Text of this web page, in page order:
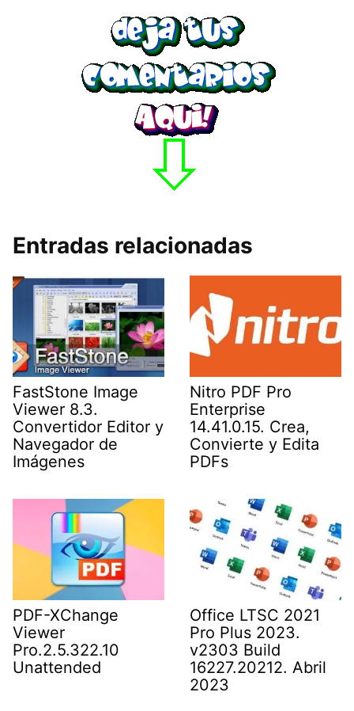
Entradas relacionadas
FastStone Image
Viewer 8.3.
Convertidor Editor y
Navegador de
Imágenes
Nitro PDF Pro
Enterprise
14.41.0.15. Crea,
Convierte y Edita
PDFs
PDF-XChange
Viewer
Pro.2.5.322.10
Unattended
Office LTSC 2021
Pro Plus 2023.
v2303 Build
16227.20212. Abril
2023